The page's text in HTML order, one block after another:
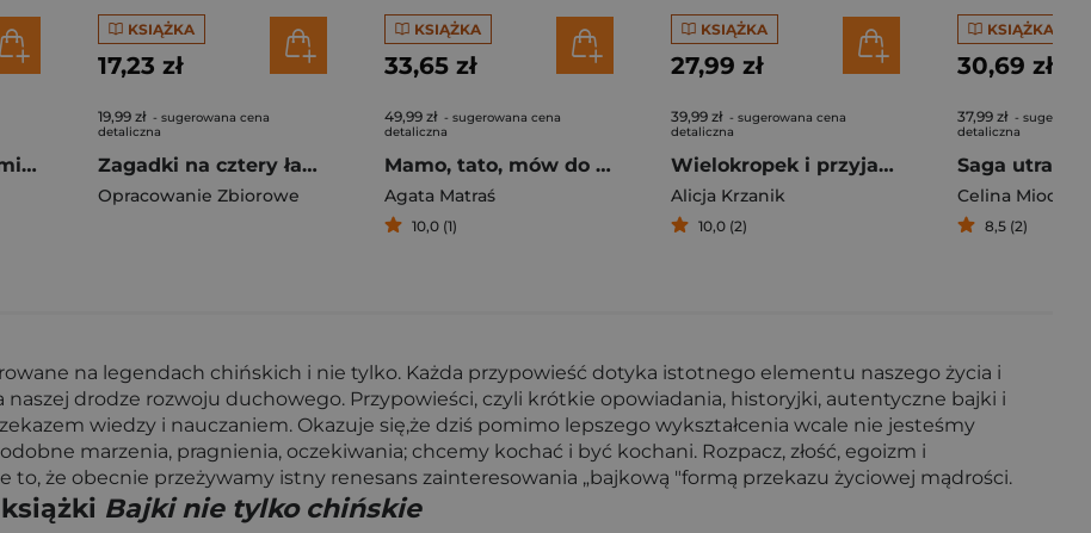
Mądra Mysz. Już umiemy mówić tak i nie
KSIĄŻKA
17,23 zł
19,99 zł - sugerowana cena
detaliczna
Zagadki na cztery łapki. Tom 4. Chmurka i Burza uczą się pływać
Opracowanie Zbiorowe
KSIĄŻKA
33,65 zł
49,99 zł - sugerowana cena
detaliczna
Mamo, tato, mów do mnie. Mój dzień
Agata Matraś
10,0 (1)
KSIĄŻKA
27,99 zł
39,99 zł - sugerowana cena
detaliczna
Wielokropek i przyjaciele. Opowieści o interpunkcji dla najmłodszych
Alicja Krzanik
10,0 (2)
KSIĄŻKA
30,69 zł
37,99 zł -
detaliczna
Celina
8,5 (2)
na legendach chińskich i nie tylko. Każda przypowieść dotyka istotnego elementu naszego życia i
drodze rozwoju duchowego. Przypowieści, czyli krótkie opowiadania, historyjki, autentyczne bajki i
wiedzy i nauczaniem. Okazuje się,że dziś pomimo lepszego wykształcenia wcale nie jesteśmy
marzenia, pragnienia, oczekiwania; chcemy kochać i być kochani. Rozpacz, złość, egoizm i
to, że obecnie przeżywamy istny renesans zainteresowania „bajkową "formą przekazu życiowej mądrości.
Bajki nie tylko chińskie